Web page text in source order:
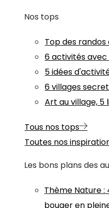
Nos tops
Top des
6 activités
5 idées
6 villages
Art au village, 5
Tous nos tops
Toutes nos
Les bons plans des
Thème Nature:
bouger en